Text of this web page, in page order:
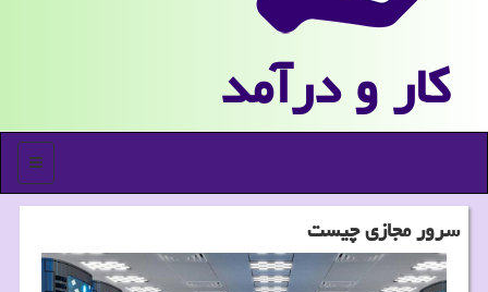
كار و درآمد
منو
سرور مجازی چیست